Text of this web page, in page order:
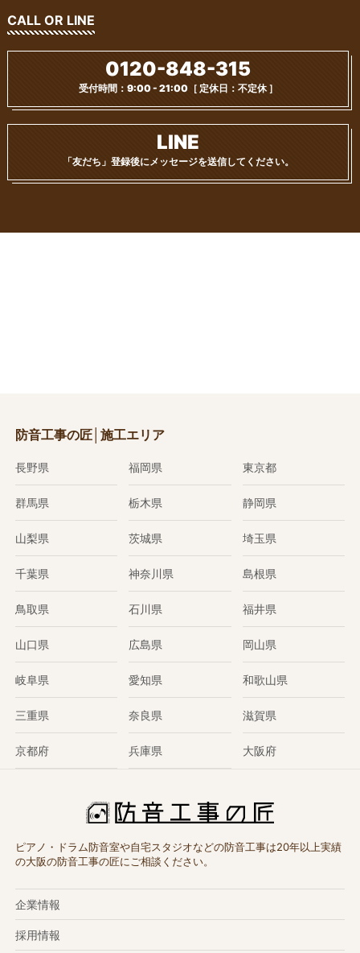
CALL OR LINE
0120-848-315
受付時間：9:00 - 21:00［ 定休日：不定休 ］
LINE
「友だち」登録後に メッセージを送信してください。
防音工事の匠│施工エリア
長野県 福岡県 東京都
群馬県 栃木県 静岡県
山梨県 茨城県 埼玉県
千葉県 神奈川県 島根県
鳥取県 石川県 福井県
山口県 広島県 岡山県
岐阜県 愛知県 和歌山県
三重県 奈良県 滋賀県
京都府 兵庫県 大阪府
ピアノ・ドラム防音室や自宅スタジオなどの防音工事は20年以上実績
の大阪の防音工事の匠にご相談ください。
企業情報
採用情報